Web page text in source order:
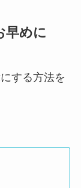
早めに
する方法を